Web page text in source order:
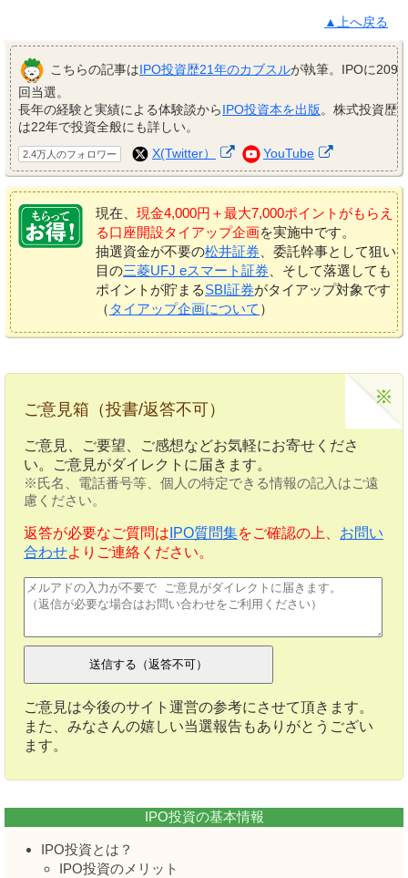
▲上へ戻る
こちらの記事はIPO投資歴21年のカブスルが執筆。IPOに209
回当選。
長年の経験と実績による体験談からIPO投資本を出版。株式投資歴
は22年で投資全般にも詳しい。
2.4万人のフォロワー X(Twitter） YouTube
現在、 現金4,000円＋最大7,000ポイントがもらえ
る口座開設タイアップ企画を実施中です。
抽選資金が不要の松井証券、委託幹事として狙い
目の三菱UFJ eスマート証券、そして落選しても
ポイントが貯まるSBI証券がタイアップ対象です
（ タイアップ企画について ）
ご意見箱（投書/返答不可）
ご意見、ご要望、ご感想などお気軽にお寄せくださ
い。ご意見がダイレクトに届きます。
※氏名、電話番号等、個人の特定できる情報の記入はご遠
慮ください。
返答が必要なご質問は IPO質問集をご確認の上、 お問い
合わせよりご連絡ください。
ご意見は今後のサイト運営の参考にさせて頂きます。
また、みなさんの嬉しい当選報告もありがとうござい
ます。
IPO投資の基本情報
IPO投資とは？
IPO投資のメリット